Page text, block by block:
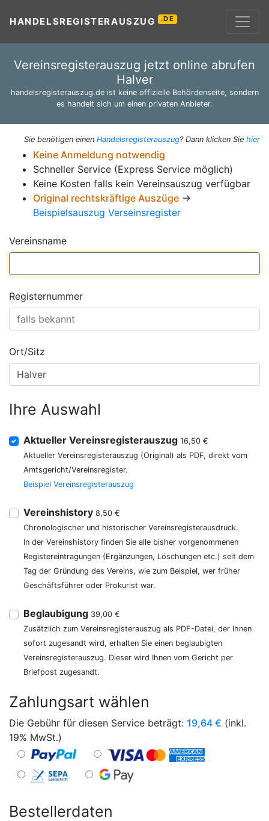
HANDELSREGISTERAUSZUG .DE
Vereinsregisterauszug jetzt online abrufen
Halver
handelsregisterauszug.de ist keine offizielle Behördenseite, sondern
es handelt sich um einen privaten Anbieter.
Sie benötigen einen Handelsregisterauszug? Dann klicken Sie hier
Keine Anmeldung notwendig
Schneller Service (Express Service möglich)
Keine Kosten falls kein Vereinsauszug verfügbar
Original rechtskräftige Auszüge →
Beispielsauszug Verseinsregister
Vereinsname
Registernummer
Ort/Sitz
Ihre Auswahl
Aktueller Vereinsregisterauszug 16,50 €
Aktueller Vereinsregisterauszug (Original) als PDF, direkt vom
Amtsgericht/Vereinsregister.
Beispiel Vereinsregisterauszug
Vereinshistory 8,50 €
Chronologischer und historischer Vereinsregisterausdruck.
In der Vereinshistory finden Sie alle bisher vorgenommenen
Registereintragungen (Ergänzungen, Löschungen etc.) seit dem
Tag der Gründung des Vereins, wie zum Beispiel, wer früher
Geschäftsführer oder Prokurist war.
Beglaubigung 39,00 €
Zusätzlich zum Vereinsregisterauszug als PDF-Datei, der Ihnen
sofort zugesandt wird, erhalten Sie einen beglaubigten
Vereinsregisterauszug. Dieser wird Ihnen vom Gericht per
Briefpost zugesandt.
Zahlungsart wählen
Die Gebühr für diesen Service beträgt: 19,64 € (inkl.
19% MwSt.)
Bestellerdaten